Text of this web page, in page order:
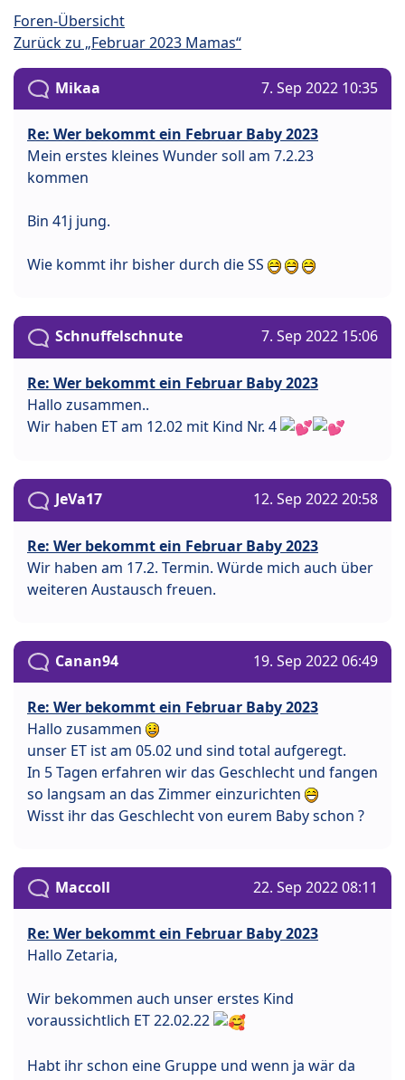
Foren-Übersicht
Zurück zu „Februar 2023 Mamas“
Mikaa 7. Sep 2022 10:35
Re: Wer bekommt ein Februar Baby 2023
Mein erstes kleines Wunder soll am 7.2.23
kommen
Bin 41j jung.
Wie kommt ihr bisher durch die SS
Schnuffelschnute 7. Sep 2022 15:06
Re: Wer bekommt ein Februar Baby 2023
Hallo zusammen..
Wir haben ET am 12.02 mit Kind Nr. 4
JeVa17 12. Sep 2022 20:58
Re: Wer bekommt ein Februar Baby 2023
Wir haben am 17.2. Termin. Würde mich auch über
weiteren Austausch freuen.
Canan94 19. Sep 2022 06:49
Re: Wer bekommt ein Februar Baby 2023
Hallo zusammen
unser ET ist am 05.02 und sind total aufgeregt.
In 5 Tagen erfahren wir das Geschlecht und fangen
so langsam an das Zimmer einzurichten
Wisst ihr das Geschlecht von eurem Baby schon ?
Maccoll 22. Sep 2022 08:11
Re: Wer bekommt ein Februar Baby 2023
Hallo Zetaria,
Wir bekommen auch unser erstes Kind
voraussichtlich ET 22.02.22
Habt ihr schon eine Gruppe und wenn ja wär da